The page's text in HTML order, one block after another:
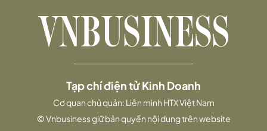
Tạp chí điện tử Kinh Doanh
Cơ quan chủ quản: Liên minh HTX Việt Nam
© Vnbusiness giữ bản quyền nội dung trên website